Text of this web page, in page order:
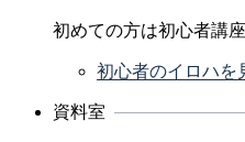
初めての方は初心者講
初心者のイロハを
資料室